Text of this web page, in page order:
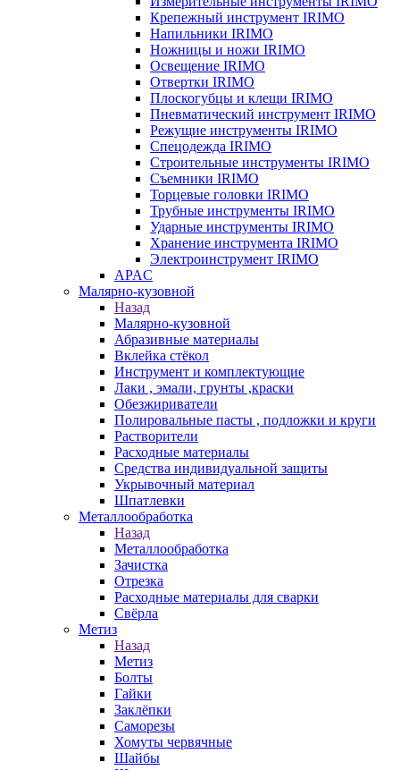
Крепежный инструмент IRIMO
Напильники IRIMO
Ножницы и ножи IRIMO
Освещение IRIMO
Отвертки IRIMO
Плоскогубцы и клещи IRIMO
Пневматический инструмент IRIMO
Режущие инструменты IRIMO
Спецодежда IRIMO
Строительные инструменты IRIMO
Съемники IRIMO
Торцевые головки IRIMO
Трубные инструменты IRIMO
Ударные инструменты IRIMO
Хранение инструмента IRIMO
Электроинструмент IRIMO
APAC
Малярно-кузовной
Назад
Малярно-кузовной
Абразивные материалы
Вклейка стёкол
Инструмент и комплектующие
Лаки , эмали, грунты ,краски
Обезжириватели
Полировальные пасты , подложки и круги
Растворители
Расходные материалы
Средства индивидуальной защиты
Укрывочный материал
Шпатлевки
Металлообработка
Назад
Металлообработка
Зачистка
Отрезка
Расходные материалы для сварки
Свёрла
Метиз
Назад
Метиз
Болты
Гайки
Заклёпки
Саморезы
Хомуты червячные
Шайбы